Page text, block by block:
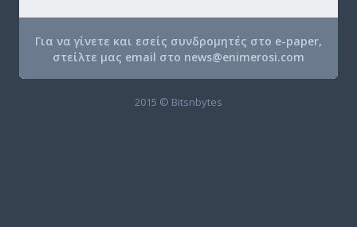
Για να γίνετε και εσείς συνδρομητές στο e-paper,
στείλτε μας email στο news@enimerosi.com
2015 © Bitsnbytes